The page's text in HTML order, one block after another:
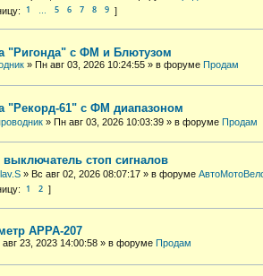
1 5 6 7 8 9
"Ригонда" с ФМ и Блютузом
» Пн авг 03, 2026 10:24:55 » в форуме Продам
"Рекорд-61" с ФМ диапазоном
» Пн авг 03, 2026 10:03:39 » в форуме Продам
выключатель стоп сигналов
» Вс авг 02, 2026 08:07:17 » в форуме
1 2
APPA-207
23, 2023 14:00:58 » в форуме Продам